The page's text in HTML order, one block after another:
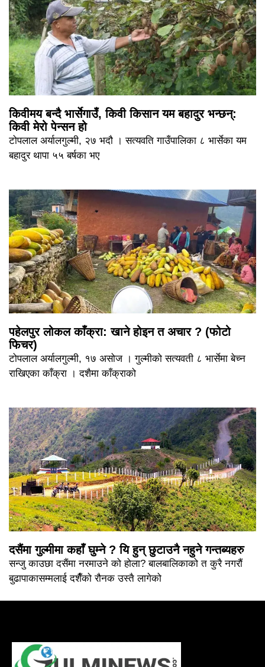
किवीमय बन्दै भार्सेगाउँ, किवी किसान यम बहादुर भन्छन्:
किवी मेरो पेन्सन हो
टोपलाल अर्यालगुल्मी, २७ भदौ । सत्यवति गाउँपालिका ८ भार्सेका यम
बहादुर थापा ५५ बर्षका भए
पहेलपुर लोकल काँक्रा: खाने होइन त अचार ? (फोटो
फिचर)
टोपलाल अर्यालगुल्मी, १७ असोज । गुल्मीको सत्यवती ८ भार्सेमा बेच्न
राखिएका काँक्रा । दशैमा काँक्राको
दसैंमा गुल्मीमा कहाँ घुम्ने ? यि हुन् छुटाउनै नहुने गन्तब्यहरु
सन्जु काउछा दसैंमा नरमाउने को होला? बालबालिकाको त कुरै नगरौं
बुढापाकासम्मलाई दशैँको रौनक उस्तै लागेको